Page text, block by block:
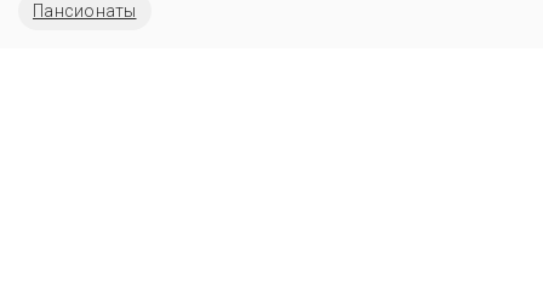
Пансионаты